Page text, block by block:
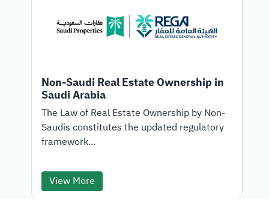
Non-Saudi Real Estate Ownership in
Saudi Arabia
The Law of Real Estate Ownership by Non-
Saudis constitutes the updated regulatory
framework...
View More